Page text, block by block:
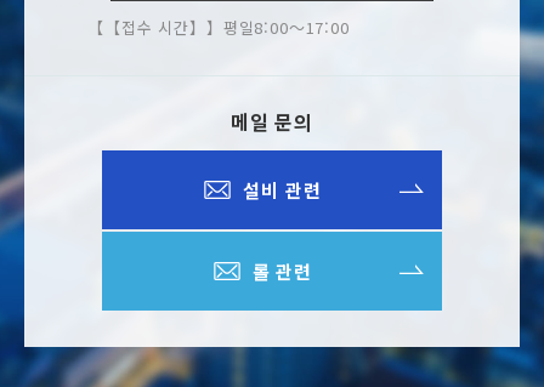
【접수 시간】 평일8:00～17:00
메일 문의
설비 관련
롤 관련